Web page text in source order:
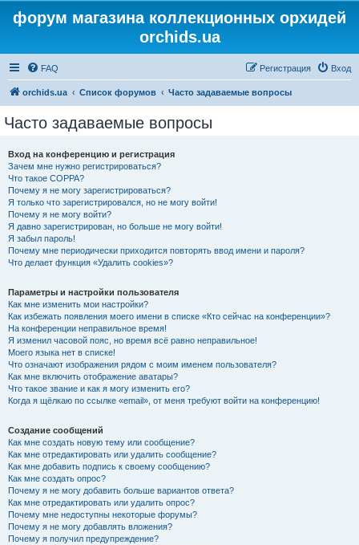
форум магазина коллекционных орхидей
orchids.ua
FAQ Вход
Регистрация
orchids.ua Список форумов Часто задаваемые вопросы
Часто задаваемые вопросы
Вход на конференцию и регистрация
Зачем мне нужно регистрироваться?
Что такое COPPA?
Почему я не могу зарегистрироваться?
Я только что зарегистрировался, но не могу войти!
Почему я не могу войти?
Я давно зарегистрирован, но больше не могу войти!
Я забыл пароль!
Почему мне периодически приходится повторять ввод имени и пароля?
Что делает функция «Удалить cookies»?
Параметры и настройки пользователя
Как мне изменить мои настройки?
Как избежать появления моего имени в списке «Кто сейчас на конференции»?
На конференции неправильное время!
Я изменил часовой пояс, но время всё равно неправильное!
Моего языка нет в списке!
Что означают изображения рядом с моим именем пользователя?
Как мне включить отображение аватары?
Что такое звание и как я могу изменить его?
Когда я щёлкаю по ссылке «email», от меня требуют войти на конференцию!
Создание сообщений
Как мне создать новую тему или сообщение?
Как мне отредактировать или удалить сообщение?
Как мне добавить подпись к своему сообщению?
Как мне создать опрос?
Почему я не могу добавить больше вариантов ответа?
Как мне отредактировать или удалить опрос?
Почему мне недоступны некоторые форумы?
Почему я не могу добавлять вложения?
Почему я получил предупреждение?